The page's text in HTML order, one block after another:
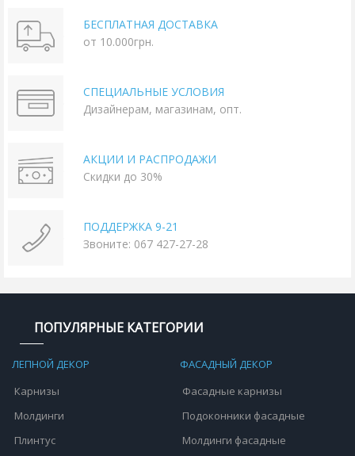
БЕСПЛАТНАЯ ДОСТАВКА
от 10.000грн.
СПЕЦИАЛЬНЫЕ УСЛОВИЯ
Дизайнерам, магазинам, опт.
АКЦИИ И РАСПРОДАЖИ
Скидки до 30%
ПОДДЕРЖКА 9-21
Звоните: 067 427-27-28
ПОПУЛЯРНЫЕ КАТЕГОРИИ
ЛЕПНОЙ ДЕКОР
Карнизы
Молдинги
Плинтус
ФАСАДНЫЙ ДЕКОР
Фасадные карнизы
Подоконники фасадные
Молдинги фасадные